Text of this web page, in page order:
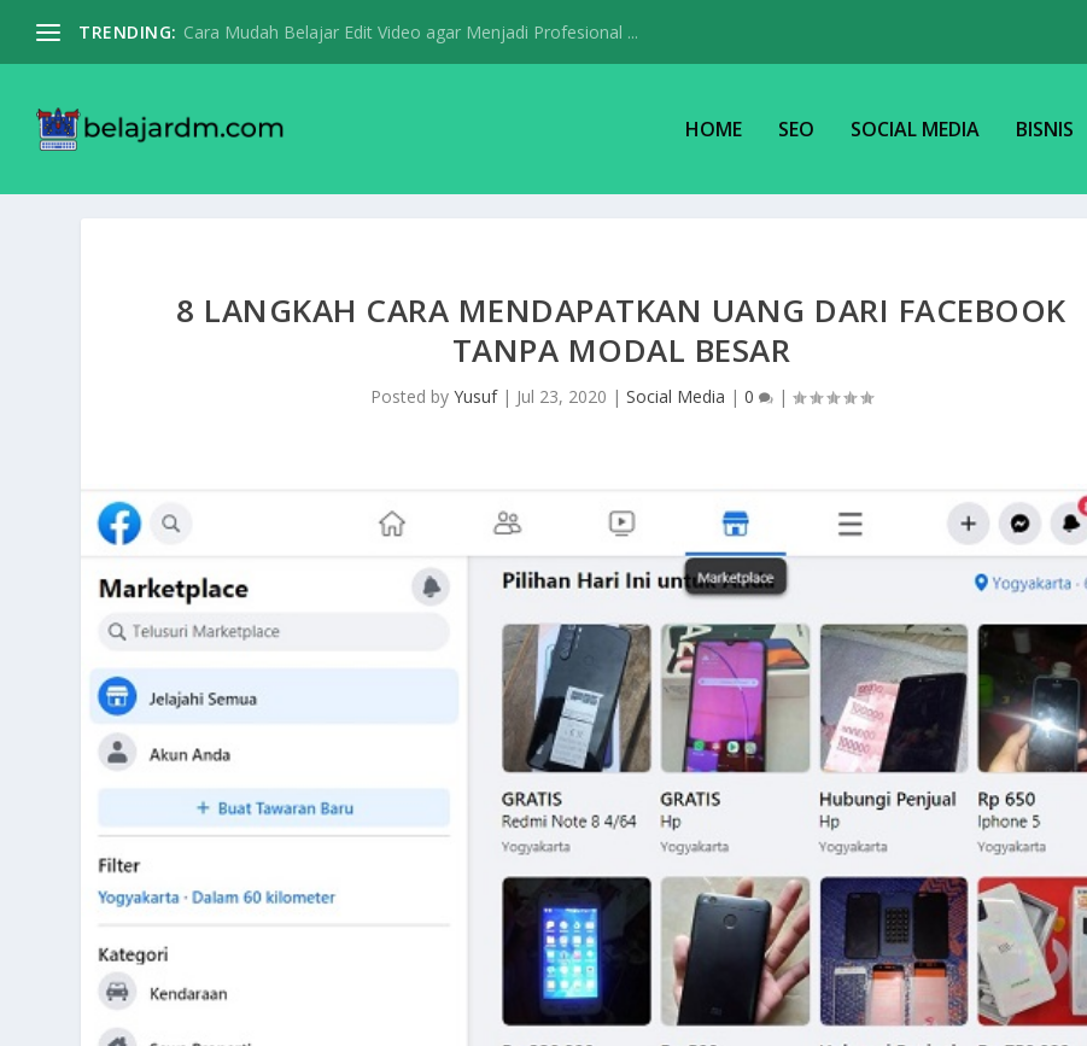
TRENDING: Cara Mudah Belajar Edit Video agar Menjadi Profesional ...
HOME SEO SOCIAL MEDIA BISNIS
8 LANGKAH CARA MENDAPATKAN UANG DARI FACEBOOK
TANPA MODAL BESAR
Posted by Yusuf| Jul 23, 2020 | Social Media | 0 |